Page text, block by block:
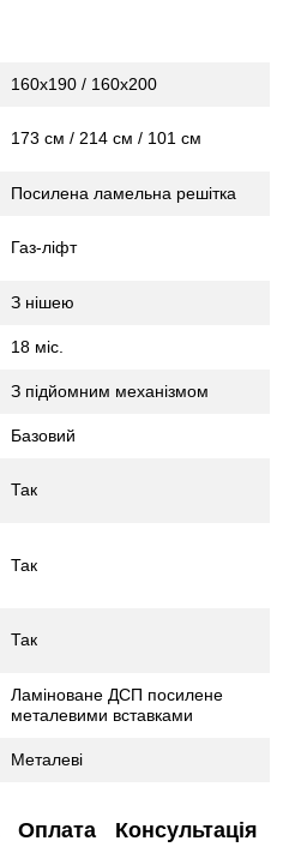
160x190 / 160x200
173 см / 214 см / 101 см
Посилена ламельна решітка
Газ-ліфт
З нішею
18 міс.
З підйомним механізмом
Базовий
Так
Так
Так
Ламіноване ДСП посилене
металевими вставками
Металеві
Оплата Консультація